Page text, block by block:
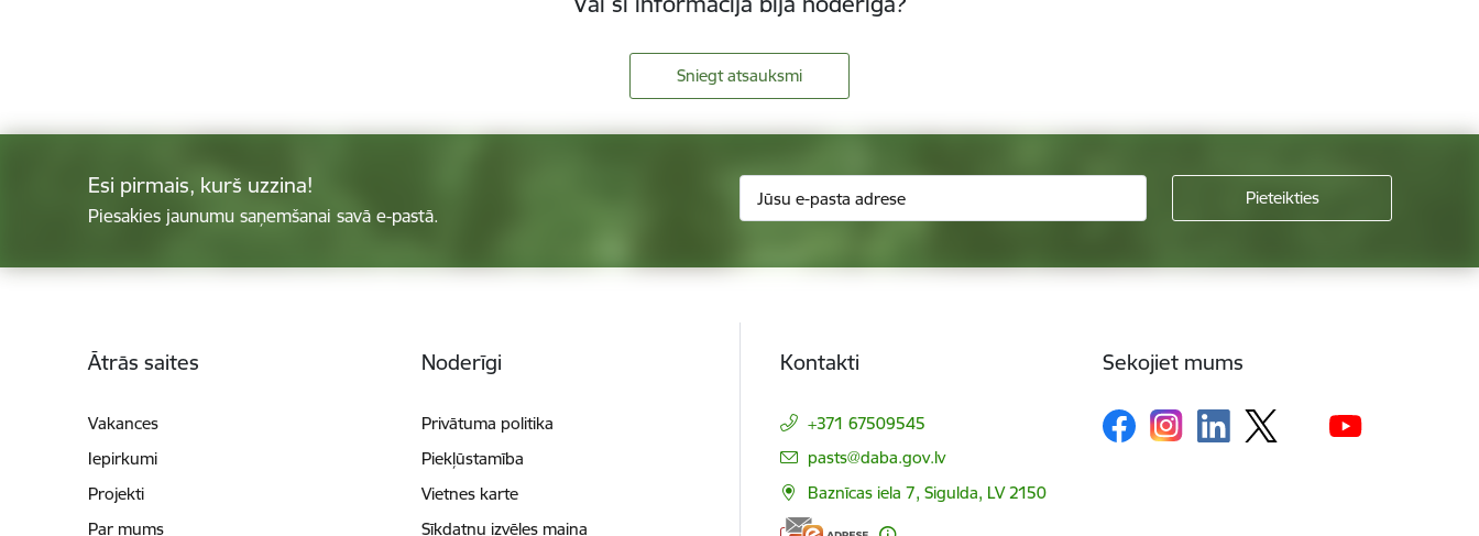
Sniegt atsauksmi
Esi pirmais, kurš uzzina!
Piesakies jaunumu saņemšanai savā e-pastā.
Ātrās saites
Vakances
Iepirkumi
Projekti
Par mums
Noderīgi
Privātuma politika
Piekļūstamība
Vietnes karte
Sīkdatņu izvēles maiņa
Kontakti
+371 67509545
E-pasts:
pasts@daba.gov.lv
Baznīcas iela 7, Sigulda, LV 2150
Sekojiet mums